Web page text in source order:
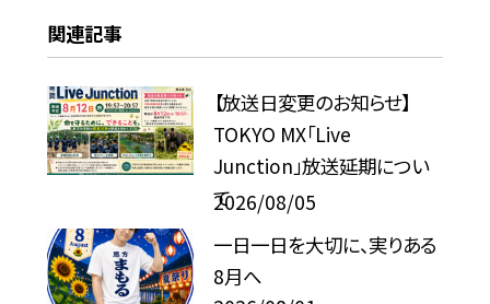
関連記事
【放送日変更のお知らせ】
TOKYO MX「Live
Junction」放送延期につい
て
2026/08/05
一日一日を大切に、実りある
8月へ